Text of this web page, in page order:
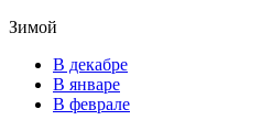
Зимой
В декабре
В январе
В феврале